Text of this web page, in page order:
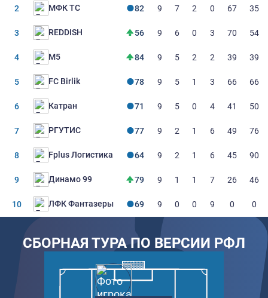
2 МФК ТС 82 9 7 2 0 67 35
3 REDDISH 56 9 6 0 3 70 54
4 М5 84 9 5 2 2 39 39
5 FC Birlik 78 9 5 1 3 66 66
6 Катран 71 9 5 0 4 41 50
7 РГУТИС 77 9 2 1 6 49 76
8 Fplus Логистика 64 9 2 1 6 45 90
9 Динамо 99 79 9 1 1 7 26 46
10 ЛФК Фантазеры 69 9 0 0 9 0 0
СБОРНАЯ ТУРА ПО ВЕРСИИ РФЛ